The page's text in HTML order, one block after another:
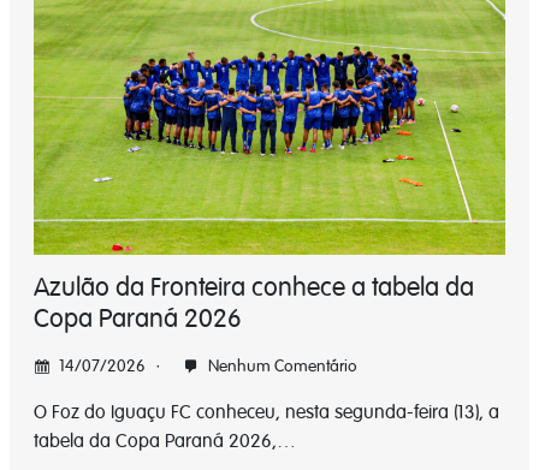
Azulão da Fronteira conhece a tabela da
Copa Paraná 2026
14/07/2026 Nenhum Comentário
O Foz do Iguaçu FC conheceu, nesta segunda-feira (13), a
tabela da Copa Paraná 2026,…